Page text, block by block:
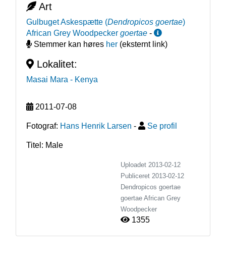
Art
Gulbuget Askespætte (Dendropicos goertae)
African Grey Woodpecker goertae -
Stemmer kan høres her(eksternt link)
Lokalitet:
Masai Mara - Kenya
2011-07-08
Fotograf: Hans Henrik Larsen - Se profil
Titel: Male
Uploadet 2013-02-12
Publiceret 2013-02-12
Dendropicos goertae
goertae African Grey
Woodpecker
1355